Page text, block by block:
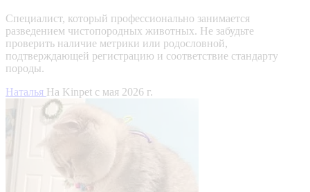
Специалист, который профессионально занимается
разведением чистопородных животных. Не забудьте
проверить наличие метрики или родословной,
подтверждающей регистрацию и соответствие стандарту
породы.
Наталья На Kinpet c мая 2026 г.